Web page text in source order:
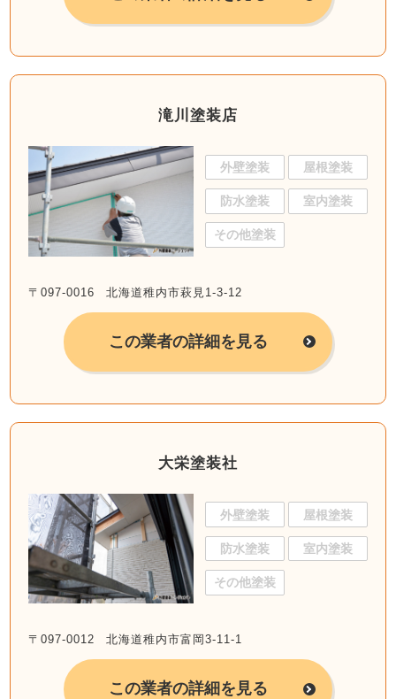
滝川塗装店
外壁塗装 屋根塗装
防水塗装 室内塗装
その他塗装
〒097-0016 北海道稚内市萩見1-3-12
この業者の詳細を見る
大栄塗装社
外壁塗装 屋根塗装
防水塗装 室内塗装
その他塗装
〒097-0012 北海道稚内市富岡3-11-1
この業者の詳細を見る